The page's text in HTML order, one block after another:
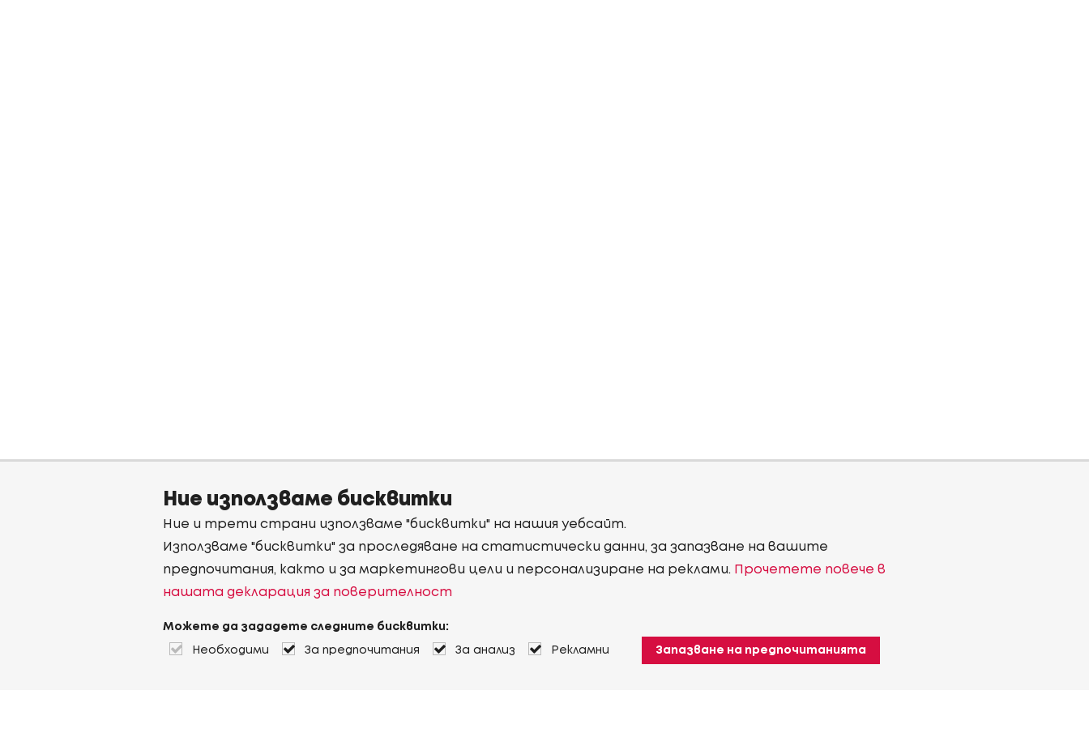
Ние използваме бисквитки
Ние и трети страни използваме "бисквитки" на нашия уебсайт.
Използваме "бисквитки" за проследяване на статистически данни, за запазване на вашите
предпочитания, както и за маркетингови цели и персонализиране на реклами. Прочетете повече в
нашата декларация за поверителност
Можете да зададете следните бисквитки:
Необходими За предпочитания За анализ Рекламни Запазване на предпочитанията